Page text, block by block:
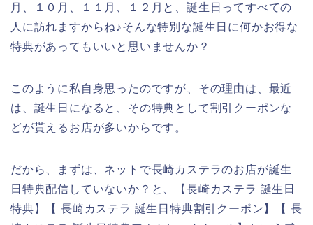
月、１０月、１１月、１２月と、誕生日ってすべての
人に訪れますからね♪そんな特別な誕生日に何かお得な
特典があってもいいと思いませんか？
このように私自身思ったのですが、その理由は、最近
は、誕生日になると、その特典として割引クーポンな
どが貰えるお店が多いからです。
だから、まずは、ネットで長崎カステラのお店が誕生
日特典配信していないか？と、【長崎カステラ 誕生日
特典】【 長崎カステラ 誕生日特典割引クーポン】【 長